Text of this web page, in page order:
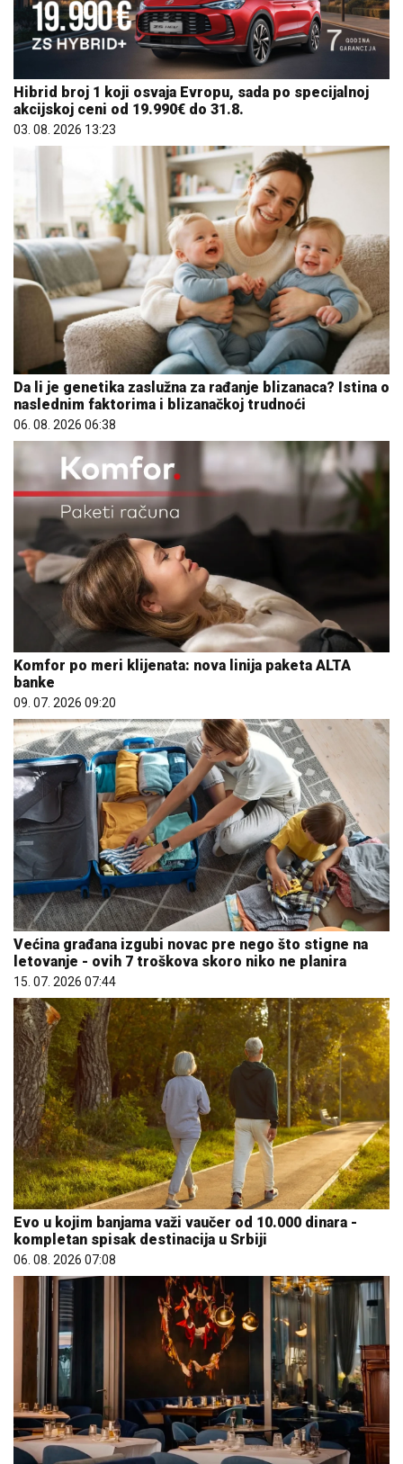
Hibrid broj 1 koji osvaja Evropu, sada po specijalnoj
akcijskoj ceni od 19.990€ do 31.8.
03. 08. 2026 13:23
Da li je genetika zaslužna za rađanje blizanaca? Istina o
naslednim faktorima i blizanačkoj trudnoći
06. 08. 2026 06:38
Komfor po meri klijenata: nova linija paketa ALTA
banke
09. 07. 2026 09:20
Većina građana izgubi novac pre nego što stigne na
letovanje - ovih 7 troškova skoro niko ne planira
15. 07. 2026 07:44
Evo u kojim banjama važi vaučer od 10.000 dinara -
kompletan spisak destinacija u Srbiji
06. 08. 2026 07:08